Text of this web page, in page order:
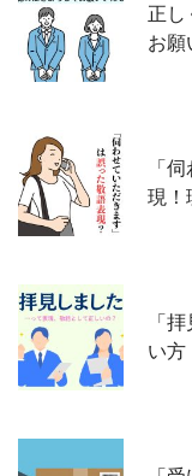
正し
お願
「
現！
「
い方